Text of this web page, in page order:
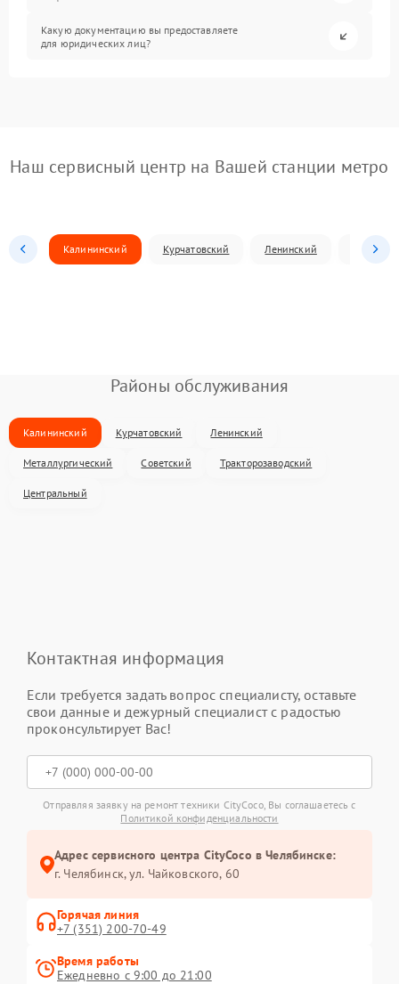
Какую документацию вы предоставляете
для юридических лиц?
Наш сервисный центр на Вашей станции метро
Калининский Курчатовский Ленинский
Районы обслуживания
Калининский Курчатовский Ленинский
Металлургический Советский Тракторозаводский
Центральный
Контактная информация
Если требуется задать вопрос специалисту, оставьте
свои данные и дежурный специалист с радостью
проконсультирует Вас!
Отправляя заявку на ремонт техники CityCoco, Вы соглашаетесь с
Политикой конфиденциальности
Адрес сервисного центра CityCoco в Челябинске:
г. Челябинск, ул. Чайковского, 60
Горячая линия
+7 (351) 200-70-49
Время работы
Ежедневно с 9:00 до 21:00